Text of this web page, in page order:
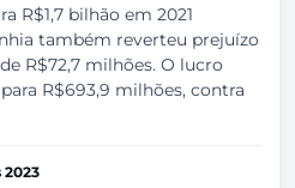
R$1,7 bilhão em 2021
também reverteu prejuízo
R$72,7 milhões. O lucro
R$693,9 milhões, contra